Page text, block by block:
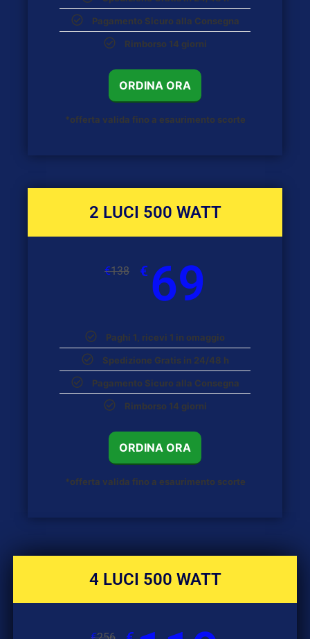
Pagamento Sicuro alla Consegna
Rimborso 14 giorni
ORDINA ORA
*offerta valida fino a esaurimento scorte
2 LUCI 500 WATT
€138 € 69
Paghi 1, ricevi 1 in omaggio
Spedizione Gratis in 24/48 h
Pagamento Sicuro alla Consegna
Rimborso 14 giorni
ORDINA ORA
*offerta valida fino a esaurimento scorte
4 LUCI 500 WATT